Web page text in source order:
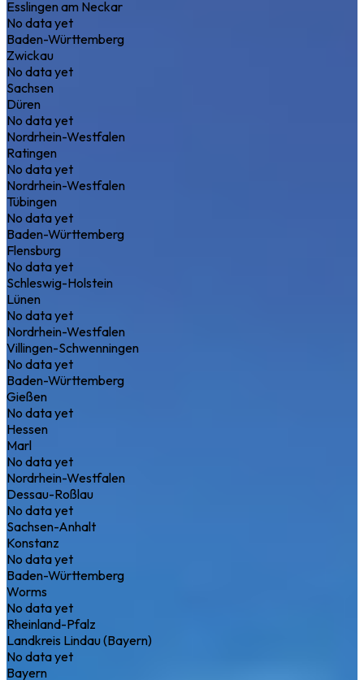
Esslingen am Neckar
No data yet
Baden-Württemberg
Zwickau
No data yet
Sachsen
Düren
No data yet
Nordrhein-Westfalen
Ratingen
No data yet
Nordrhein-Westfalen
Tübingen
No data yet
Baden-Württemberg
Flensburg
No data yet
Schleswig-Holstein
Lünen
No data yet
Nordrhein-Westfalen
Villingen-Schwenningen
No data yet
Baden-Württemberg
Gießen
No data yet
Hessen
Marl
No data yet
Nordrhein-Westfalen
Dessau-Roßlau
No data yet
Sachsen-Anhalt
Konstanz
No data yet
Baden-Württemberg
Worms
No data yet
Rheinland-Pfalz
Landkreis Lindau (Bayern)
No data yet
Bayern